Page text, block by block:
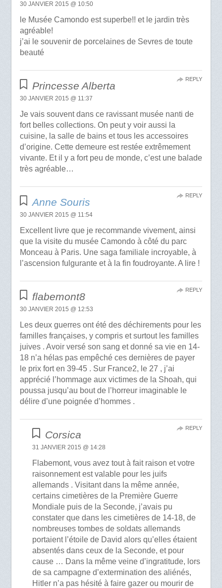
30 JANVIER 2015 @ 10:50
le Musée Camondo est superbe!! et le jardin très
agréable!
j’ai le souvenir de porcelaines de Sevres de toute
beauté
Princesse Alberta
30 JANVIER 2015 @ 11:37
Je vais souvent dans ce ravissant musée nanti de
fort belles collections. On peut y voir aussi la
cuisine, la salle de bains et tous les accessoires
d’origine. Cette demeure est restée extrêmement
vivante. Et il y a fort peu de monde, c’est une balade
très agréable…
REPLY
Anne Souris
30 JANVIER 2015 @ 11:54
Excellent livre que je recommande vivement, ainsi
que la visite du musée Camondo à côté du parc
Monceau à Paris. Une saga familiale incroyable, à
l’ascension fulgurante et à la fin foudroyante. A lire !
REPLY
flabemont8
30 JANVIER 2015 @ 12:53
Les deux guerres ont été des déchirements pour les
familles françaises, y compris et surtout les familles
juives . Avoir versé son sang et donné sa vie en 14-
18 n’a hélas pas empêché ces dernières de payer
le prix fort en 39-45 . Sur France2, le 27 , j’ai
apprécié l’hommage aux victimes de la Shoah, qui
poussa jusqu’au bout de l’horreur imaginable le
délire d’une poignée d’hommes .
REPLY
Corsica
31 JANVIER 2015 @ 14:28
Flabemont, vous avez tout à fait raison et votre
raisonnement est valable pour les juifs
allemands . Visitant dans la même année,
certains cimetières de la Première Guerre
Mondiale puis de la Seconde, j’avais pu
constater que dans les cimetières de 14-18, de
nombreuses tombes de soldats allemands
portaient l’étoile de David alors qu’elles étaient
absentés dans ceux de la Seconde, et pour
cause … Dans la même veine d’ingratitude, lors
de sa campagne d’extermination des aliénés,
Hitler n’a pas hésité à faire gazer ou mourir de
REPLY